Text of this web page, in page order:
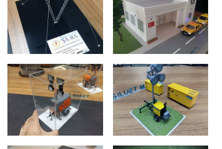
ALİMAR JENERATÖR
BALIKESİR
KONTEYNERLERİ
ANKARA
YÜKSEK GERİLİM
DİREKLERİ
IRAK
ANKARA TAKSİ
DURAKLARI
1/15